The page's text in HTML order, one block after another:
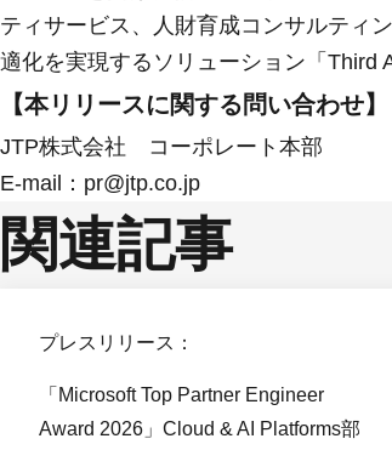
ティサービス、人財育成コンサルティ
適化を実現するソリューション「Third
【本リリースに関する問い合わせ】
JTP株式会社 コーポレート本部
E-mail：pr@jtp.co.jp
関連記事
プレスリリース：
「Microsoft Top Partner Engineer
Award 2026」Cloud & AI Platforms部